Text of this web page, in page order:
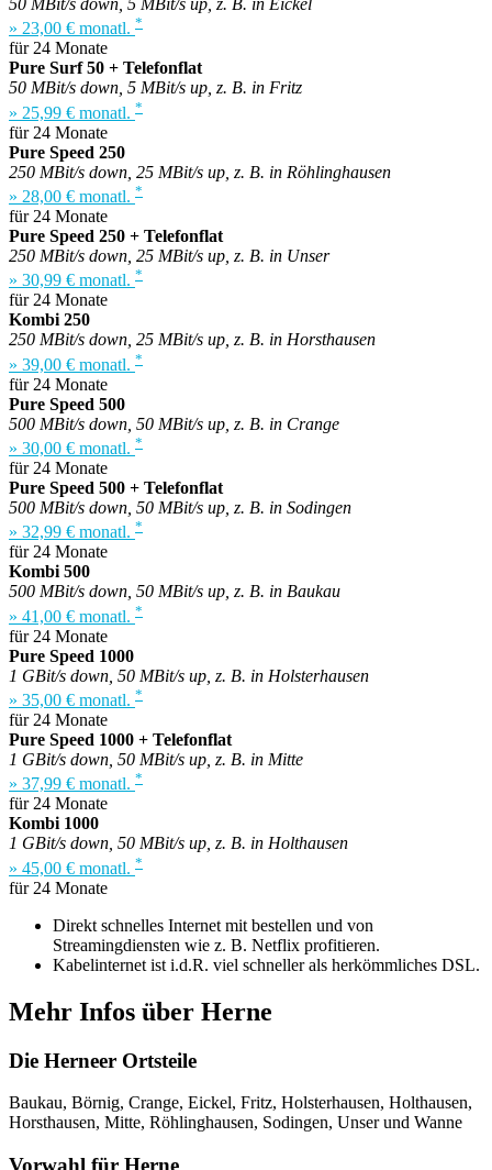
50 MBit/s down, 5 MBit/s up, z. B. in Eickel
» 23,00 € monatl. *
für 24 Monate
Pure Surf 50 + Telefonflat
50 MBit/s down, 5 MBit/s up, z. B. in Fritz
» 25,99 € monatl. *
für 24 Monate
Pure Speed 250
250 MBit/s down, 25 MBit/s up, z. B. in Röhlinghausen
» 28,00 € monatl. *
für 24 Monate
Pure Speed 250 + Telefonflat
250 MBit/s down, 25 MBit/s up, z. B. in Unser
» 30,99 € monatl. *
für 24 Monate
Kombi 250
250 MBit/s down, 25 MBit/s up, z. B. in Horsthausen
» 39,00 € monatl. *
für 24 Monate
Pure Speed 500
500 MBit/s down, 50 MBit/s up, z. B. in Crange
» 30,00 € monatl. *
für 24 Monate
Pure Speed 500 + Telefonflat
500 MBit/s down, 50 MBit/s up, z. B. in Sodingen
» 32,99 € monatl. *
für 24 Monate
Kombi 500
500 MBit/s down, 50 MBit/s up, z. B. in Baukau
» 41,00 € monatl. *
für 24 Monate
Pure Speed 1000
1 GBit/s down, 50 MBit/s up, z. B. in Holsterhausen
» 35,00 € monatl. *
für 24 Monate
Pure Speed 1000 + Telefonflat
1 GBit/s down, 50 MBit/s up, z. B. in Mitte
» 37,99 € monatl. *
für 24 Monate
Kombi 1000
1 GBit/s down, 50 MBit/s up, z. B. in Holthausen
» 45,00 € monatl. *
für 24 Monate
Direkt schnelles Internet mit bestellen und von
Streamingdiensten wie z. B. Netflix profitieren.
Kabelinternet ist i.d.R. viel schneller als herkömmliches DSL.
Mehr Infos über Herne
Die Herneer Ortsteile
Baukau, Börnig, Crange, Eickel, Fritz, Holsterhausen, Holthausen,
Horsthausen, Mitte, Röhlinghausen, Sodingen, Unser und Wanne
Vorwahl für Herne